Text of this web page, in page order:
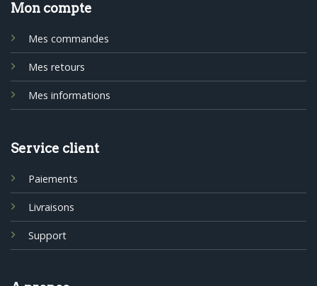
Mon compte
Mes commandes
Mes retours
Mes informations
Service client
Paiements
Livraisons
Support